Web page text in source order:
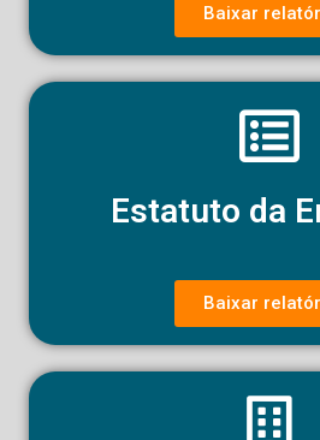
Baixar
Estatuto da
Baixar